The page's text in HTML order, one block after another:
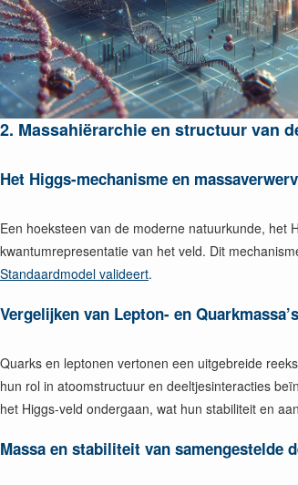
2. Massahiërarchie en structuur van
Het Higgs-mechanisme en
Een hoeksteen van de moderne natuurkunde, het
kwantumrepresentatie van het veld. Dit
Standaardmodel valideert.
Vergelijken van Lepton- en Quarkmassa’s
Quarks en leptonen vertonen een uitgebreide
hun rol in atoomstructuur en deeltjesinteracties
het Higgs-veld ondergaan, wat hun stabiliteit en
Massa en stabiliteit van samengestelde